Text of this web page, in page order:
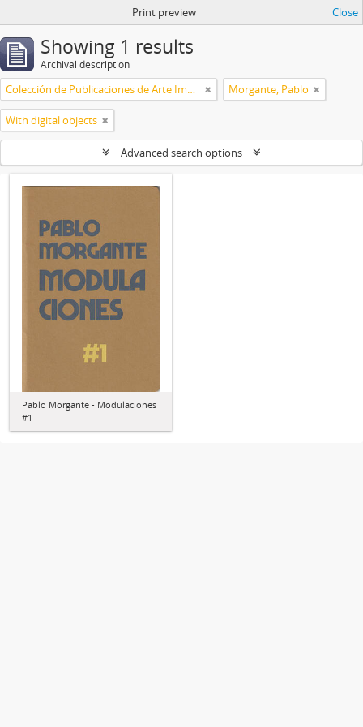
Print preview Close
Showing 1 results
Archival description
Colección de Publicaciones de Arte Impreso Morgante, Pablo
With digital objects
Advanced search options
Pablo Morgante - Modulaciones
#1